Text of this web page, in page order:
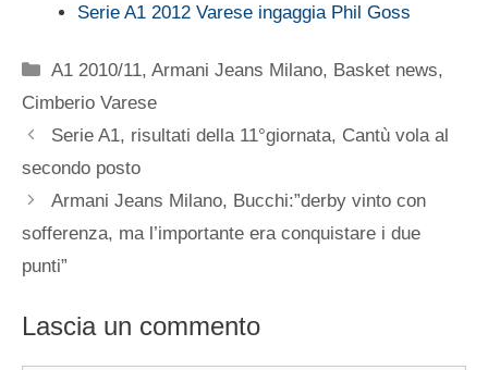
Serie A1 2012 Varese ingaggia Phil Goss
Categorie
A1 2010/11,Armani Jeans Milano, Basket news,
Cimberio Varese
Serie A1, risultati della 11°giornata, Cantù vola al
secondo posto
Armani Jeans Milano, Bucchi:”derby vinto con
sofferenza, ma l’importante era conquistare i due
punti”
Lascia un commento